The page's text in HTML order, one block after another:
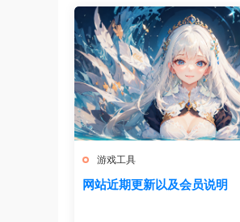
游戏工具
网站近期更新以及会员说明